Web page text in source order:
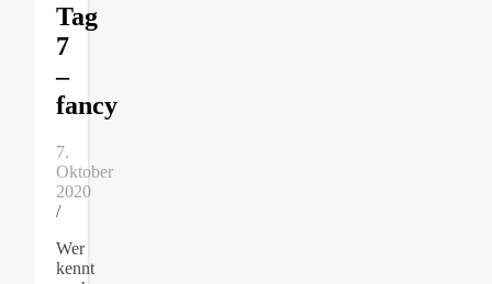
Tag
7
–
fancy
7.
Oktober
2020
/
Wer
kennt